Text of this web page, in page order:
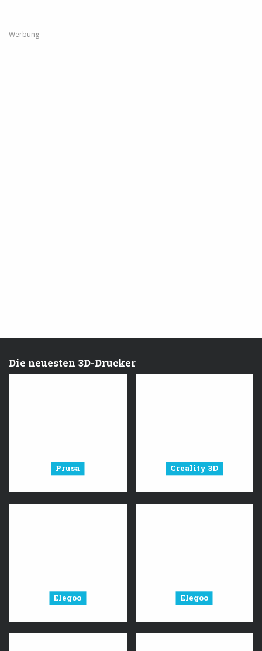
Werbung
Die neuesten 3D-Drucker
Prusa Creality 3D
Elegoo Elegoo